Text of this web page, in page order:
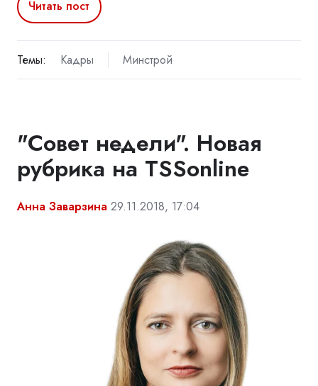
Читать пост
Темы: Кадры Минстрой
"Совет недели". Новая
рубрика на TSSonline
Анна Заварзина 29.11.2018, 17:04